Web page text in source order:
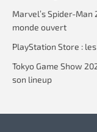
Marvel’s Spider-Man
monde ouvert
PlayStation Store :
Tokyo Game Show
son lineup